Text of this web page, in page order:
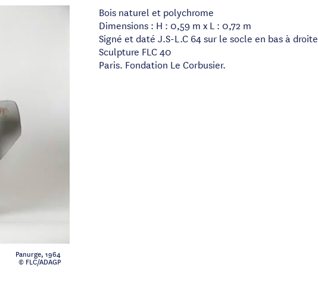
Panurge, 1964
© FLC/ADAGP
Bois naturel et polychrome
Dimensions : H : 0,59 m x L : 0,72 m
Signé et daté J.S-L.C 64 sur le socle en bas à droite
Sculpture FLC 40
Paris. Fondation Le Corbusier.